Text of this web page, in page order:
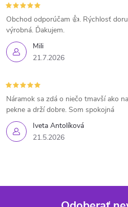
Mili
21.7.2026
Obchod odporúčam 👍. Rýchlosť
výrobná. Ďakujem.
Iveta Antolíková
21.5.2026
Náramok sa zdá o niečo tmavší ako
pekne a drží dobre. Som spokojná